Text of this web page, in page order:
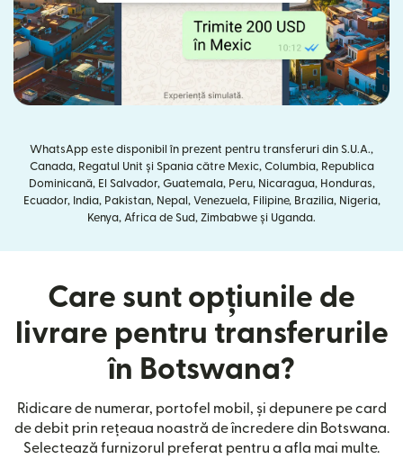
WhatsApp este disponibil în prezent pentru transferuri din S.U.A.,
Canada, Regatul Unit și Spania către Mexic, Columbia, Republica
Dominicană, El Salvador, Guatemala, Peru, Nicaragua, Honduras,
Ecuador, India, Pakistan, Nepal, Venezuela, Filipine, Brazilia, Nigeria,
Kenya, Africa de Sud, Zimbabwe și Uganda.
Care sunt opțiunile de
livrare pentru transferurile
în Botswana?
Ridicare de numerar, portofel mobil, și depunere pe card
de debit prin rețeaua noastră de încredere din Botswana.
Selectează furnizorul preferat pentru a afla mai multe.